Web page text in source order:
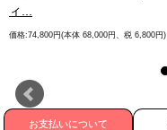
ィ...
価格:74,800円(本体 68,000円、税 6,800円)
お支払いについて